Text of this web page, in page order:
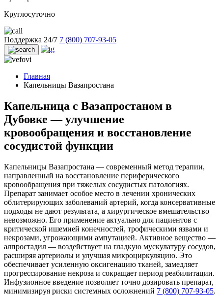
Круглосуточно
Поддержка 24/7 7 (800) 707-93-05
Главная
Капельницы Вазапростана
Капельница с Вазапростаном в
Дубовке — улучшение
кровообращения и восстановление
сосудистой функции
Капельницы Вазапростана — современный метод терапии,
направленный на восстановление периферического
кровообращения при тяжелых сосудистых патологиях.
Препарат занимает особое место в лечении хронических
облитерирующих заболеваний артерий, когда консервативные
подходы не дают результата, а хирургическое вмешательство
невозможно. Его применение актуально для пациентов с
критической ишемией конечностей, трофическими язвами и
некрозами, угрожающими ампутацией. Активное вещество —
алпростадил — воздействует на гладкую мускулатуру сосудов,
расширяя артериолы и улучшая микроциркуляцию. Это
обеспечивает усиленную оксигенацию тканей, замедляет
прогрессирование некроза и сокращает период реабилитации.
Инфузионное введение позволяет точно дозировать препарат,
минимизируя риски системных осложнений 7 (800) 707-93-05.